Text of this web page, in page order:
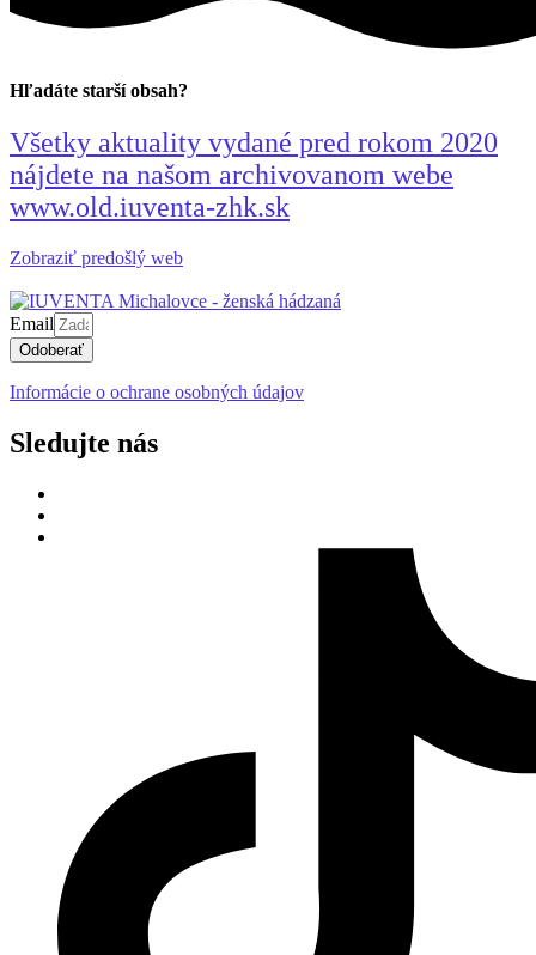
Hľadáte starší obsah?
Všetky aktuality vydané pred rokom 2020
nájdete na našom archivovanom webe
www.old.iuventa-zhk.sk
Zobraziť predošlý web
Email
Odoberať
Informácie o ochrane osobných údajov
Sledujte nás